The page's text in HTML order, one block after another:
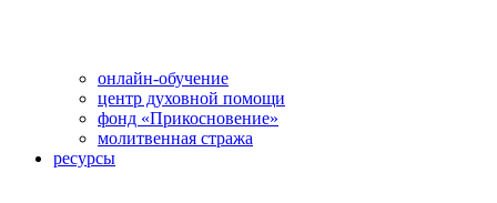
онлайн-обучение
центр духовной помощи
фонд «Прикосновение»
молитвенная стража
ресурсы